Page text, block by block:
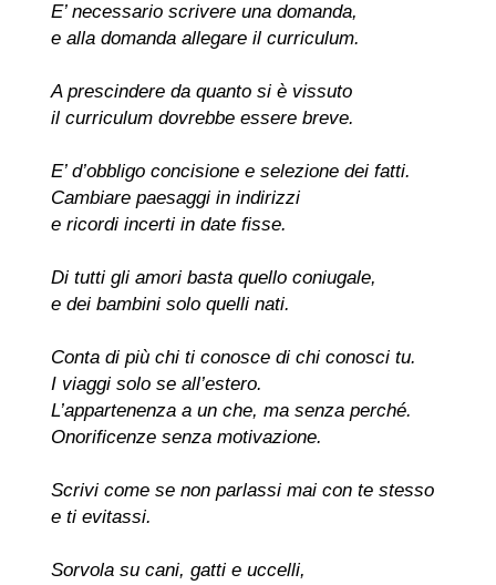
E’ necessario scrivere una domanda,
e alla domanda allegare il curriculum.
A prescindere da quanto si è vissuto
il curriculum dovrebbe essere breve.
E’ d’obbligo concisione e selezione dei fatti.
Cambiare paesaggi in indirizzi
e ricordi incerti in date fisse.
Di tutti gli amori basta quello coniugale,
e dei bambini solo quelli nati.
Conta di più chi ti conosce di chi conosci tu.
I viaggi solo se all’estero.
L’appartenenza a un che, ma senza perché.
Onorificenze senza motivazione.
Scrivi come se non parlassi mai con te stesso
e ti evitassi.
Sorvola su cani, gatti e uccelli,